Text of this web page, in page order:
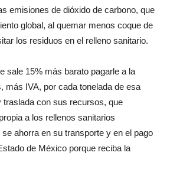
emisiones de dióxido de carbono, que
global, al quemar menos coque de
los residuos en el relleno sanitario.
sale 15% más barato pagarle a la
más IVA, por cada tonelada de esa
traslada con sus recursos, que
a los rellenos sanitarios
ahorra en su transporte y en el pago
de México porque reciba la